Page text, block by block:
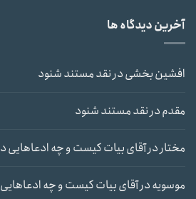
آخرین دیدگاه ها
افشین بخشیدرنقد مستند شنود
مقدمدرنقد مستند شنود
مختاردرآقای بیات کیست و چه ادعاهایی
موسویهدرآقای بیات کیست و چه